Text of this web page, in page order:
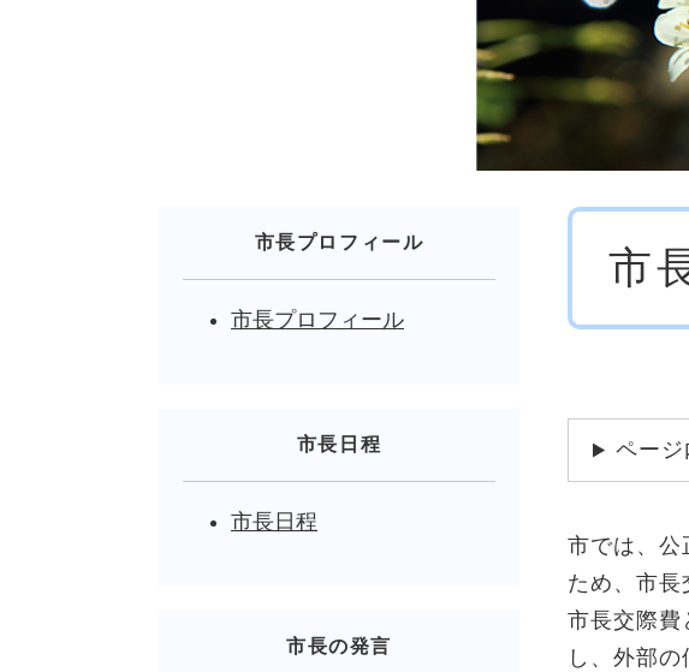
市
ページ
市では、公
ため、市長
市長交際費
し、外部
市長プロフィール
市長プロフィール
市長日程
市長日程
市長の発言